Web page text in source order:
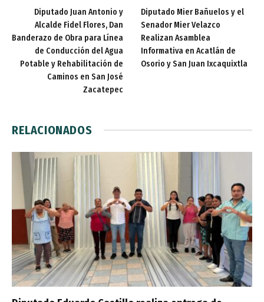
Diputado Juan Antonio y
Alcalde Fidel Flores, Dan
Banderazo de Obra para Línea
de Conducción del Agua
Potable y Rehabilitación de
Caminos en San José
Zacatepec
Diputado Mier Bañuelos y el
Senador Mier Velazco
Realizan Asamblea
Informativa en Acatlán de
Osorio y San Juan Ixcaquixtla
RELACIONADOS